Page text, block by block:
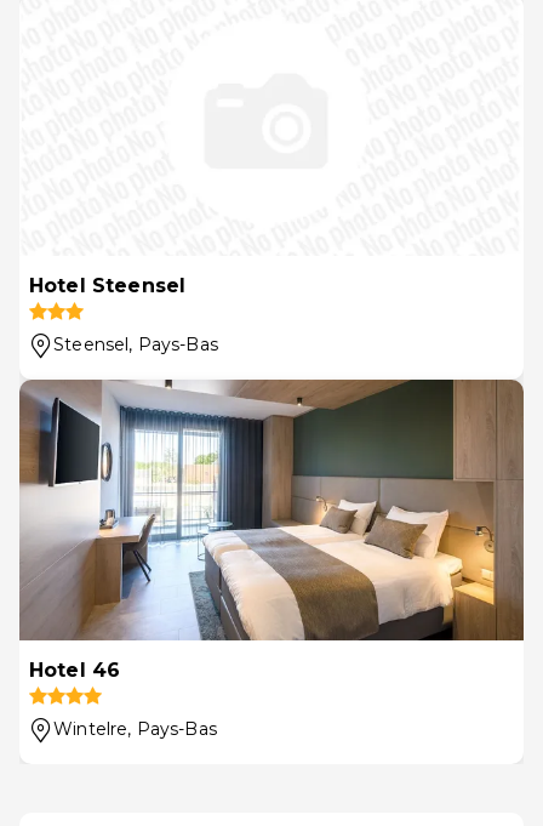
Hotel Steensel
Steensel, Pays-Bas
Hotel 46
Wintelre, Pays-Bas